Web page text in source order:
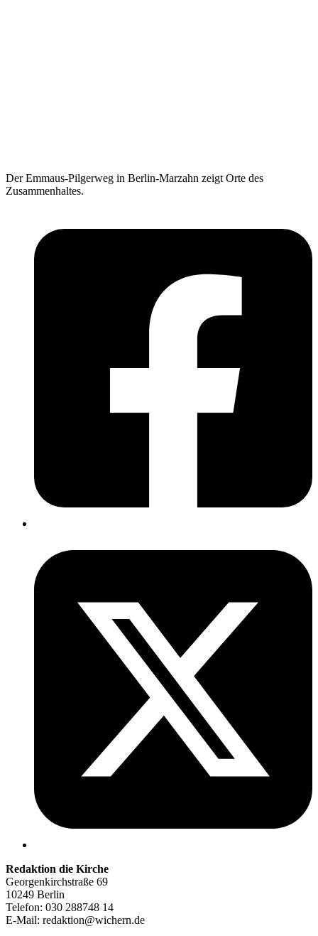
Der Emmaus-Pilgerweg in Berlin-Marzahn zeigt Orte des
Zusammenhaltes.
Redaktion die Kirche
Georgenkirchstraße 69
10249 Berlin
Telefon: 030 288748 14
E-Mail: redaktion@wichern.de